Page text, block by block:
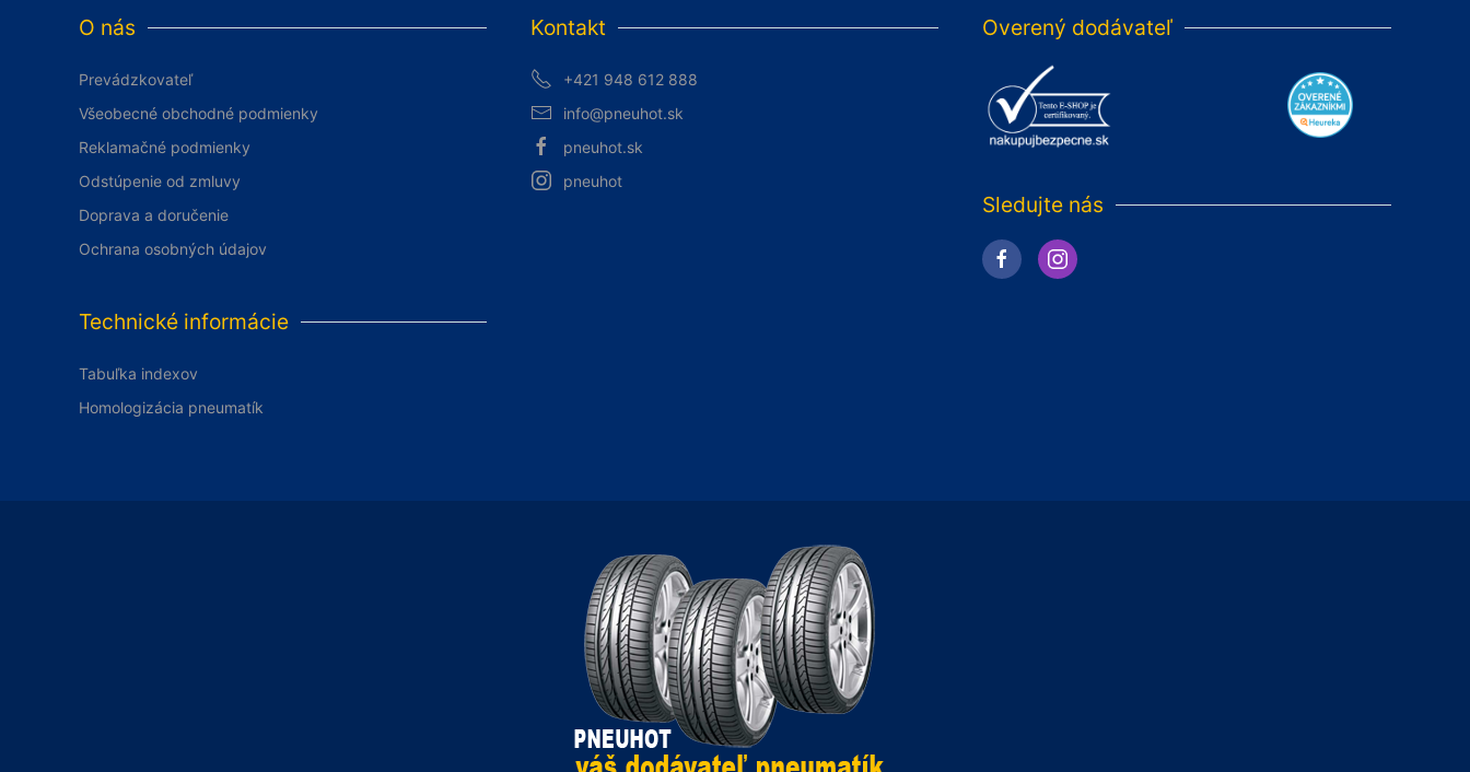
O nás
Prevádzkovateľ
Všeobecné obchodné podmienky
Reklamačné podmienky
Odstúpenie od zmluvy
Doprava a doručenie
Ochrana osobných údajov
Technické informácie
Tabuľka indexov
Homologizácia pneumatík
Kontakt
+421 948 612 888
info@pneuhot.sk
pneuhot.sk
pneuhot
Overený dodávateľ
Sledujte nás